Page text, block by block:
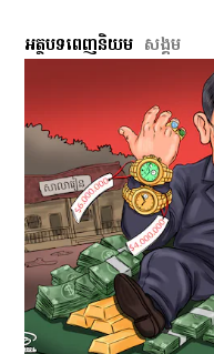
អត្ថបទពេញនិយម សង្គម